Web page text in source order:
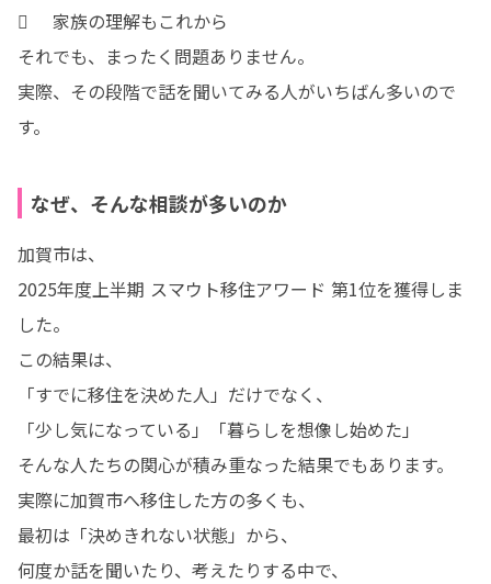
	家族の理解もこれから
それでも、まったく問題ありません。
実際、その段階で話を聞いてみる人がいちばん多いので
す。
なぜ、そんな相談が多いのか
加賀市は、
2025年度上半期 スマウト移住アワード 第1位を獲得しま
した。
この結果は、
「すでに移住を決めた人」だけでなく、
「少し気になっている」「暮らしを想像し始めた」
そんな人たちの関心が積み重なった結果でもあります。
実際に加賀市へ移住した方の多くも、
最初は「決めきれない状態」から、
何度か話を聞いたり、考えたりする中で、